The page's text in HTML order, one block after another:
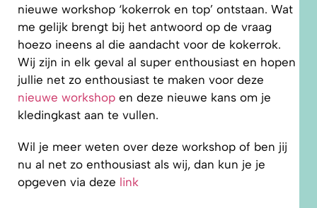
nieuwe workshop ‘kokerrok en top’ ontstaan. Wat
me gelijk brengt bij het antwoord op de vraag
hoezo ineens al die aandacht voor de kokerrok.
Wij zijn in elk geval al super enthousiast en hopen
jullie net zo enthousiast te maken voor deze
nieuwe workshop en deze nieuwe kans om je
kledingkast aan te vullen.
Wil je meer weten over deze workshop of ben jij
nu al net zo enthousiast als wij, dan kun je je
opgeven via deze link